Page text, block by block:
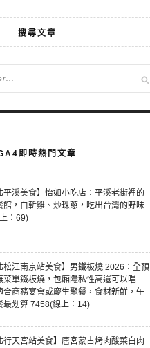
搜尋文章
即時熱門文章
平溪美食】怡如小吃店：平溪老街裡的
館，白斬雞、炒珠蔥，吃出台灣的野味
：69)
松江南京站美食】男鐵板燒 2026：全預
菜單鐵板燒，包廂隱私性高還可以唱
合商務宴會或慶生聚餐，食材新鮮，午
最划算 7458(線上：14)
行天宮站美食】唐宮蒙古烤肉酸菜白肉